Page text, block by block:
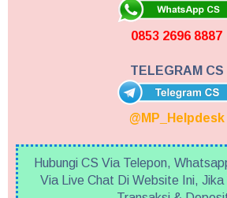
0853 2696 8887
TELEGRAM CS
@MP_Helpdesk
Hubungi CS Via Telepon,
Via Live Chat Di Website Ini, Jika